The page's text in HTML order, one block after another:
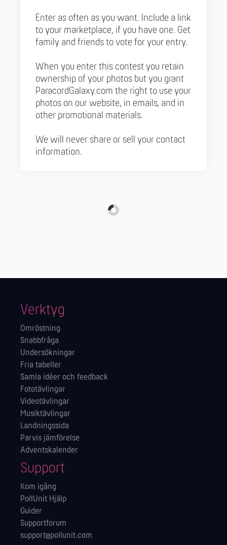
Enter as often as you want. Include a link
to your marketplace, if you have one. Get
family and friends to vote for your entry.
When you enter this contest you retain
ownership of your photos but you grant
ParacordGalaxy.com the right to use your
photos on our website, in emails, and in
other promotional materials.
We will never share or sell your contact
information.
Verktyg
Omröstning
Snabbfråga
Undersökningar
Fria tabeller
Samla idéer och feedback
Fototävlingar
Videotävlingar
Musiktävlingar
Landningssida
Parvis jämförelse
Adventskalender
Support
Kom igång
PollUnit Hjälp
Guider
Supportforum
support@pollunit.com